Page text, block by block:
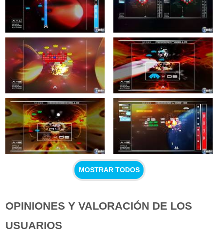
MOSTRAR TODOS
OPINIONES Y VALORACIÓN DE LOS
USUARIOS